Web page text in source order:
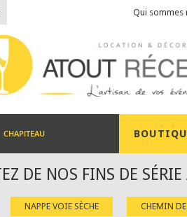
Qui sommes
CHAPITEAU
DE NOS FINS DE SÉRIE
NAPPE VOIE SÈCHE CHEMIN